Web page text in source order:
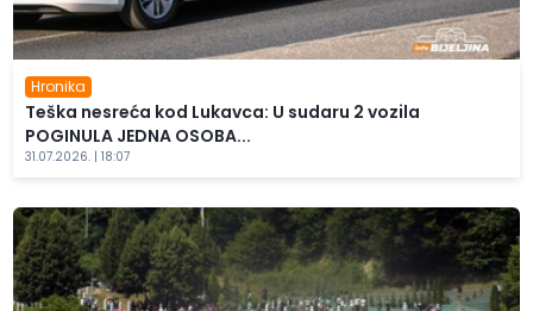
Hronika
Teška nesreća kod Lukavca: U sudaru 2 vozila
POGINULA JEDNA OSOBA...
31.07.2026. | 18:07